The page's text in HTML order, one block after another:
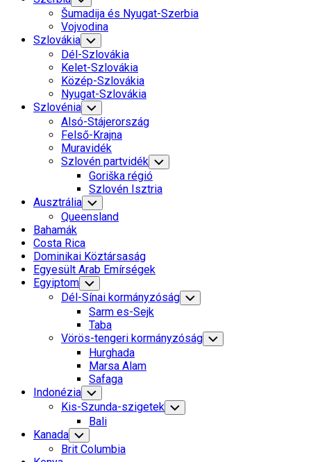
Child
Menu
Šumadija és Nyugat-Szerbia
Vojvodina
Szlovákia Toggle
Child
Menu
Dél-Szlovákia
Kelet-Szlovákia
Közép-Szlovákia
Nyugat-Szlovákia
Szlovénia Toggle
Child
Menu
Alsó-Stájerország
Felső-Krajna
Muravidék
Szlovén partvidék Toggle
Child
Menu
Goriška régió
Szlovén Isztria
Ausztrália Toggle
Child
Menu
Queensland
Bahamák
Costa Rica
Dominikai Köztársaság
Egyesült Arab Emírségek
Egyiptom Toggle
Child
Menu
Dél-Sínai kormányzóság Toggle
Child
Sarm es-Sejk
Taba
Vörös-tengeri kormányzóság Toggle
Child
Hurghada
Marsa Alam
Safaga
Indonézia Toggle
Child
Menu
Kis-Szunda-szigetek Toggle
Child
Bali
Kanada Toggle
Child
Menu
Brit Columbia